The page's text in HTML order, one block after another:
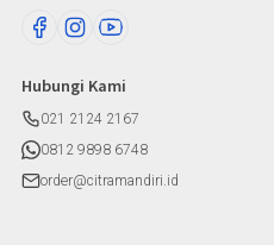
Hubungi Kami
021 2124 2167
0812 9898 6748
order@citramandiri.id